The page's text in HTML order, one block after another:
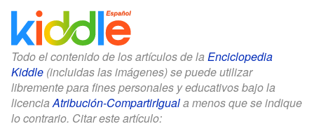
Todo el contenido de los artículos de la Enciclopedia
Kiddle (incluidas las imágenes) se puede utilizar
libremente para fines personales y educativos bajo la
licenciaAtribución-CompartirIguala menos que se indique
lo contrario. Citar este artículo: